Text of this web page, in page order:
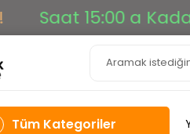
Saat 15:00 a
Tüm Kategoriler